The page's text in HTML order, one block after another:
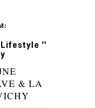
'''
& LA